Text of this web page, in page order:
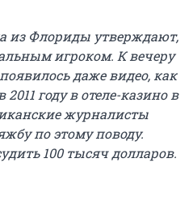
из Флориды утверждают,
игроком. К вечеру
даже видео, как
году в отеле-казино в
журналисты
по этому поводу.
100 тысяч долларов.